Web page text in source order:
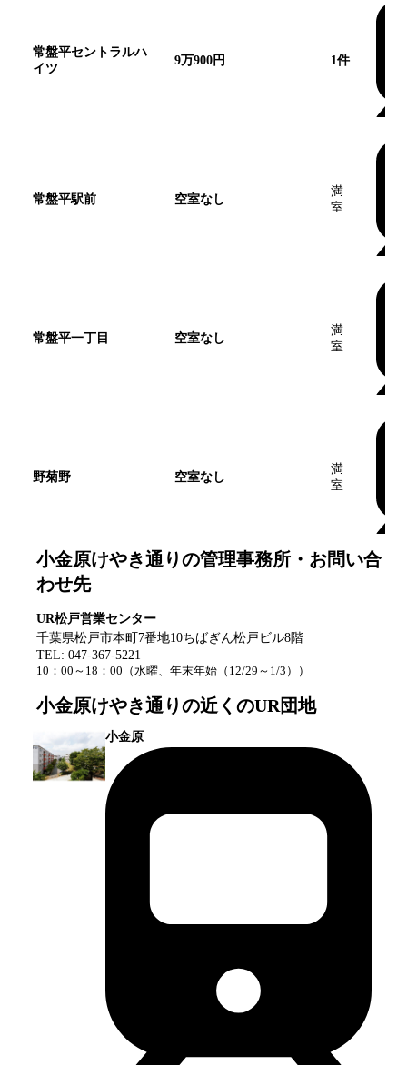
常盤平セントラルハ
イツ
9万900円 1件
常盤平駅前 空室なし
満
室
常盤平一丁目 空室なし
満
室
野菊野 空室なし
満
室
小金原けやき通りの管理事務所・お問い合
わせ先
UR松戸営業センター
千葉県松戸市本町7番地10ちばぎん松戸ビル8階
TEL: 047-367-5221
10：00～18：00 （水曜、年末年始（12/29～1/3） ）
小金原けやき通りの近くのUR団地
小金原